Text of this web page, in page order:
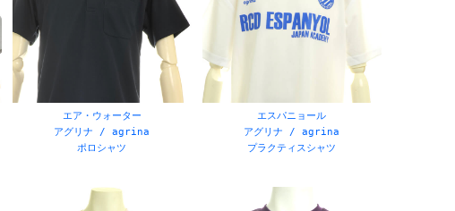
エア・ウォーター
アグリナ / agrina
ポロシャツ
エスパニョール
アグリナ / agrina
プラクティスシャツ